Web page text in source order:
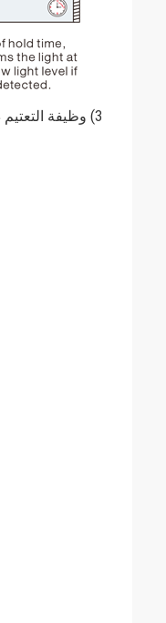
3) وظيفة التعتيم ذات 3 خطوات (يتم ضبط فترة الاستعداد على "10S / 1min / 3min / 5min / 10min / 30min")